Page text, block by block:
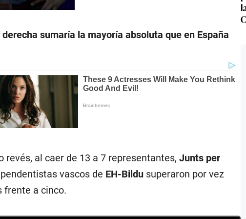
sumaría la mayoría absoluta que en España
revés, al caer de 13 a 7 representantes,Junts per
vascos de EH-Bildu superaron por vez
frente a cinco.